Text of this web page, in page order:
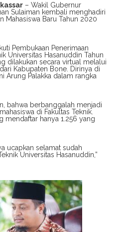
– Wakil Gubernur
Sulaiman kembali menghadiri
Mahasiswa Baru Tahun 2020
Pembukaan Penerimaan
Universitas Hasanuddin Tahun
dilakukan secara virtual melalui
Kabupaten Bone. Dirinya di
Arung Palakka dalam rangka
bahwa berbanggalah menjadi
di Fakultas Teknik.
mendaftar hanya 1.256 yang
ucapkan selamat sudah
Universitas Hasanuddin,”